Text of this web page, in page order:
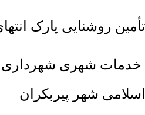
روشنایی پارک
خدمات شهری شهرداری
شهر پیربکران